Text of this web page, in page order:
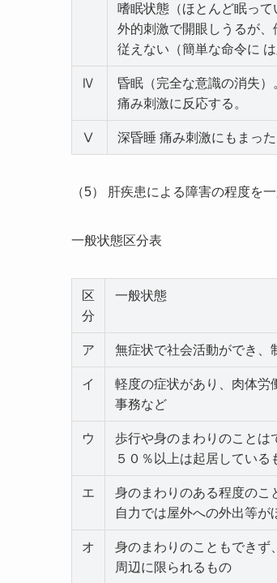
嗜眠状態（ほとんど眠って
外的刺激で開眼しうるが
従えない（簡単な命令に は
Ⅳ
昏眠（完全な意識の消失）
痛み刺激に反応する。
Ⅴ 深昏睡 痛み刺激にもまった
（5） 肝疾患による障害の程度を
一般状態区分表
区
分
一般状態
ア 無症状で社会活動ができ、
イ
軽度の症状があり、肉体労
事務など
ウ
歩行や身のまわりのことは
５０％以上は起居している
エ
身のまわりのある程度のこ
自力では屋外への外出等が
オ
身のまわりのこともできず
周辺に限られるもの